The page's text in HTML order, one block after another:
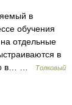
в
обучения
отдельные
в
в… …
Толковый